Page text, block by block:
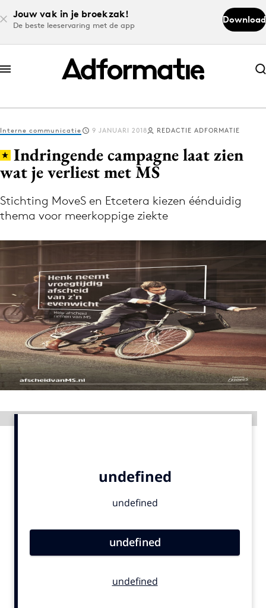
Jouw vak in je broekzak!
De beste leeservaring met de app
Download
Abonneer nu
Abonneer nu
Log in
Volg het laatste nieuws via de Adformatie
Nieuws app
Menu
Home
9 sept: GenAI-training
12 nov: MarketingLive!
Adverteren
Events
Opleidingen
Artificial Intelligence
Interne communicatie 9 JANUARI 2018 REDACTIE ADFORMATIE
Indringende campagne laat zien
wat je verliest met MS
Stichting MoveS en Etcetera kiezen éénduidig
thema voor meerkoppige ziekte